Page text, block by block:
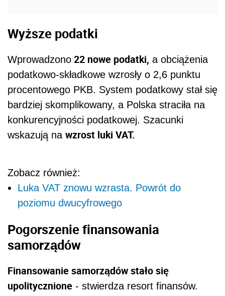
Zobacz również:
poziomu dwucyfrowego
Pogorszenie finansowania
samorządów
Finansowanie samorządów stało się
upolitycznione
planowanie. Odpływ pieniędzy z dużych miast i
zachodu Polski był widoczny, co wpłynęło na
pozycję Polski w rankingu konkurencyjności
Coraz gorsza kondycja finansów
Od 2016 roku obserwujemy w Polsce